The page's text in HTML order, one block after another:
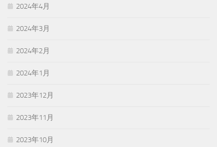
2024年4月
2024年3月
2024年2月
2024年1月
2023年12月
2023年11月
2023年10月